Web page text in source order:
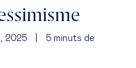
2025 5 minuts de